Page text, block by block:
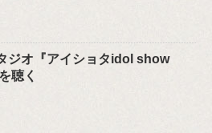
ジオ『アイショタidol show
聴く